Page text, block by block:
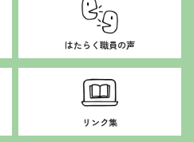
はたらく職員の声
リンク集